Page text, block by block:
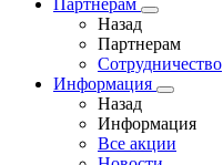
Партнерам
Назад
Партнерам
Сотрудничество
Информация
Назад
Информация
Все акции